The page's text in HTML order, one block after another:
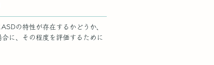
の特性が存在するかどうか、
に、その程度を評価するために